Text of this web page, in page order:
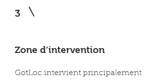
3
Zone d’intervention
GotLoc intervient principalement